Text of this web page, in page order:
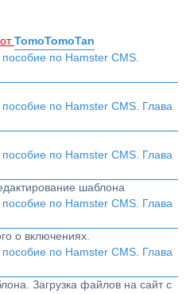
TomoTomoTan
по Hamster CMS.
по Hamster CMS. Глава
по Hamster CMS. Глава
шаблона
по Hamster CMS. Глава
о включениях.
по Hamster CMS. Глава
Загрузка файлов на сайт с